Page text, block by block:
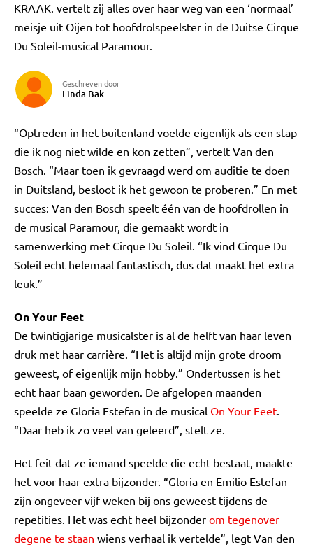
KRAAK. vertelt zij alles over haar weg van een ‘normaal’
meisje uit Oijen tot hoofdrolspeelster in de Duitse Cirque
Du Soleil-musical Paramour.
Geschreven door
Linda Bak
“Optreden in het buitenland voelde eigenlijk als een stap
die ik nog niet wilde en kon zetten”, vertelt Van den
Bosch. “Maar toen ik gevraagd werd om auditie te doen
in Duitsland, besloot ik het gewoon te proberen.” En met
succes: Van den Bosch speelt één van de hoofdrollen in
de musical Paramour, die gemaakt wordt in
samenwerking met Cirque Du Soleil. “Ik vind Cirque Du
Soleil echt helemaal fantastisch, dus dat maakt het extra
leuk.”
On Your Feet
De twintigjarige musicalster is al de helft van haar leven
druk met haar carrière. “Het is altijd mijn grote droom
geweest, of eigenlijk mijn hobby.” Ondertussen is het
echt haar baan geworden. De afgelopen maanden
speelde ze Gloria Estefan in de musical On Your Feet.
“Daar heb ik zo veel van geleerd”, stelt ze.
Het feit dat ze iemand speelde die echt bestaat, maakte
het voor haar extra bijzonder. “Gloria en Emilio Estefan
zijn ongeveer vijf weken bij ons geweest tijdens de
repetities. Het was echt heel bijzonder om tegenover
degene te staan wiens verhaal ik vertelde”, legt Van den